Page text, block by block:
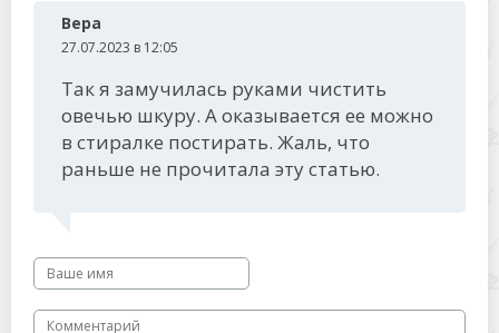
Вера
27.07.2023 в 12:05
Так я замучилась руками чистить
овечью шкуру. А оказывается ее можно
в стиралке постирать. Жаль, что
раньше не прочитала эту статью.